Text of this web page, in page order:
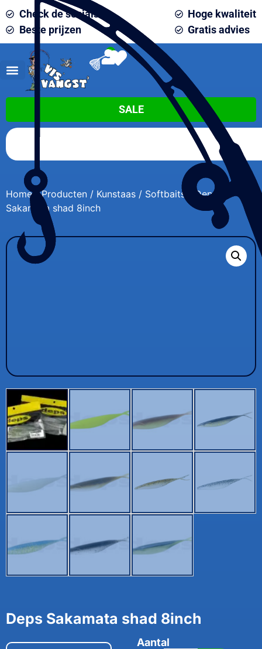
Check de socials
Beste prijzen
Hoge kwaliteit
Gratis advies
0
SALE
Home/Producten / Kunstaas / Softbaits
/ Deps
Sakamata shad 8inch
Deps Sakamata shad 8inch
Aantal